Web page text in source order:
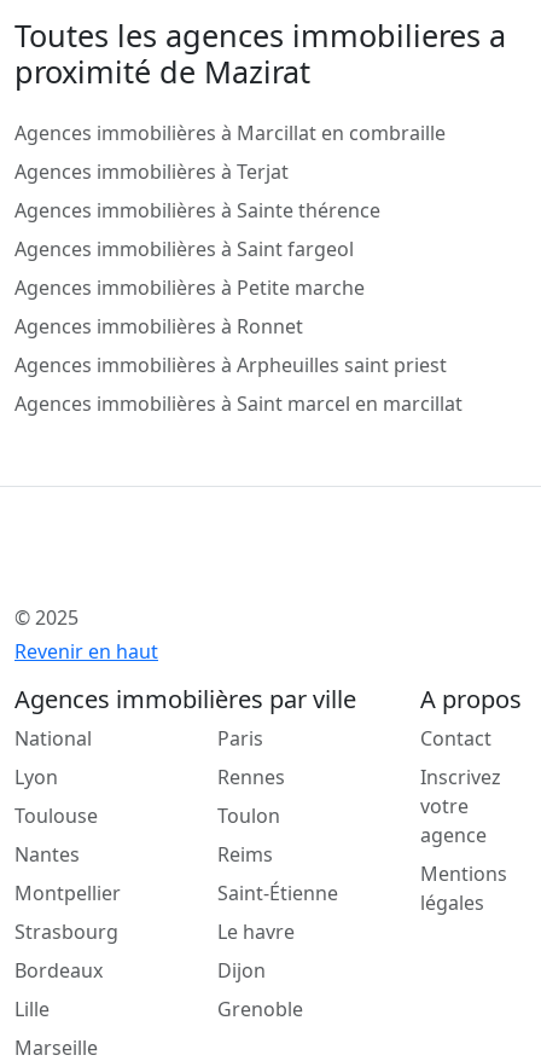
Toutes les agences immobilieres a
proximité de Mazirat
Agences immobilières à Marcillat en combraille
Agences immobilières à Terjat
Agences immobilières à Sainte thérence
Agences immobilières à Saint fargeol
Agences immobilières à Petite marche
Agences immobilières à Ronnet
Agences immobilières à Arpheuilles saint priest
Agences immobilières à Saint marcel en marcillat
© 2025
Revenir en haut
Agences immobilières par ville
National
Lyon
Toulouse
Nantes
Montpellier
Strasbourg
Bordeaux
Lille
Marseille
Paris
Rennes
Toulon
Reims
Saint-Étienne
Le havre
Dijon
Grenoble
A propos
Contact
Inscrivez
votre
agence
Mentions
légales